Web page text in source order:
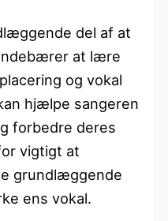
del af at
at lære
og vokal
hjælpe sangeren
forbedre deres
vigtigt at
grundlæggende
ens vokal.